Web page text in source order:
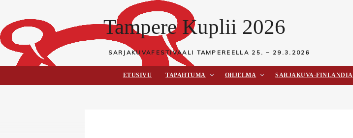
Tampere Kuplii 2026
SARJAKUVAFESTIVAALI TAMPEREELLA 25. – 29.3.2026
ETUSIVU TAPAHTUMA OHJELMA SARJAKUVA-FINLANDIA